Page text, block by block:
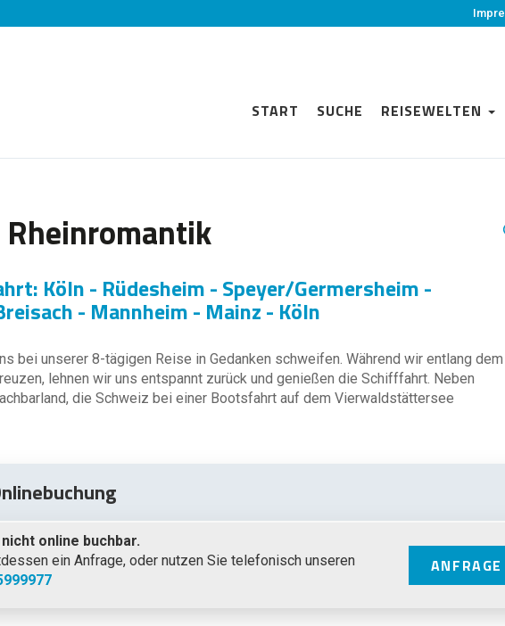
START SUCHE REISEWELTEN
Köln - Rüdesheim - Speyer/Germersheim -
- Mannheim - Mainz - Köln
bei unserer 8-tägigen Reise in Gedanken schweifen. Während wir entlang dem
lehnen wir uns entspannt zurück und genießen die Schifffahrt. Neben
die Schweiz bei einer Bootsfahrt auf dem Vierwaldstättersee
online buchbar.
ein Anfrage, oder nutzen Sie telefonisch unseren
ANFRAGE